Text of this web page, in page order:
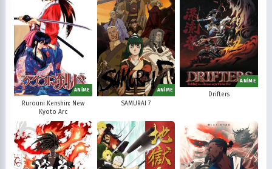
ANİME
Rurouni Kenshin: New
Kyoto Arc
ANİME
SAMURAI 7
ANİME
Drifters